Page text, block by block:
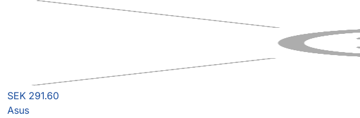
SEK 291.60
Asus